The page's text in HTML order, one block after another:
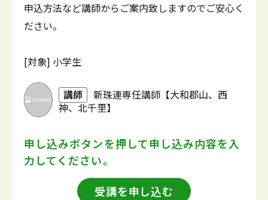
申込方法など講師からご案内致しますのでご安心く
ださい。
[対象] 小学生
講師
新珠連専任講師【大和郡山、西
神、北千里】
申し込みボタンを押して申し込み内容を入
力してください。
受講を申し込む